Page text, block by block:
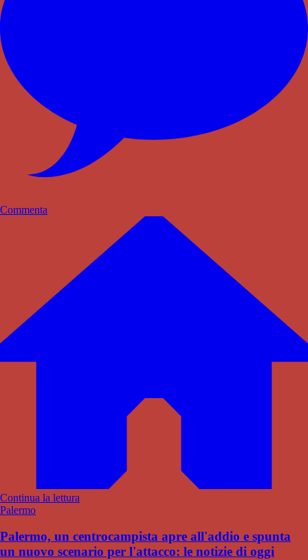
Commenta
Continua la lettura
Palermo
Palermo, un centrocampista apre all'addio e spunta
un nuovo scenario per l'attacco: le notizie di oggi